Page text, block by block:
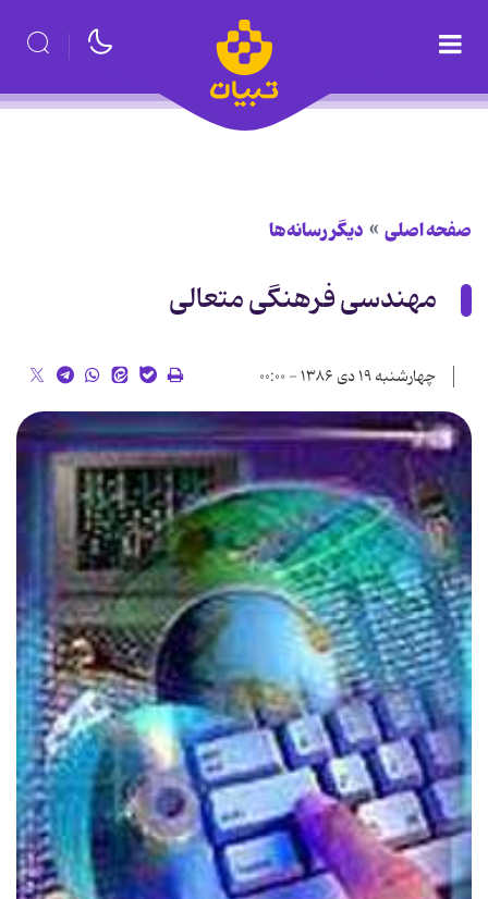
صفحه اصلی دیگر رسانه‌ها
مهندسی فرهنگی متعالی
چهارشنبه ۱۹ دی ۱۳۸۶ - ۰۰:۰۰